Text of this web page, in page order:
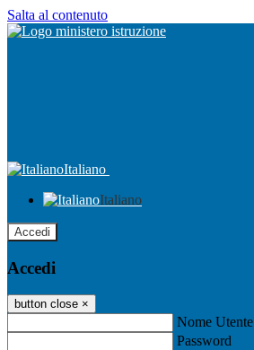
Salta al contenuto
Italiano
Italiano
Accedi
Accedi
button close ×
Nome Utente
Password